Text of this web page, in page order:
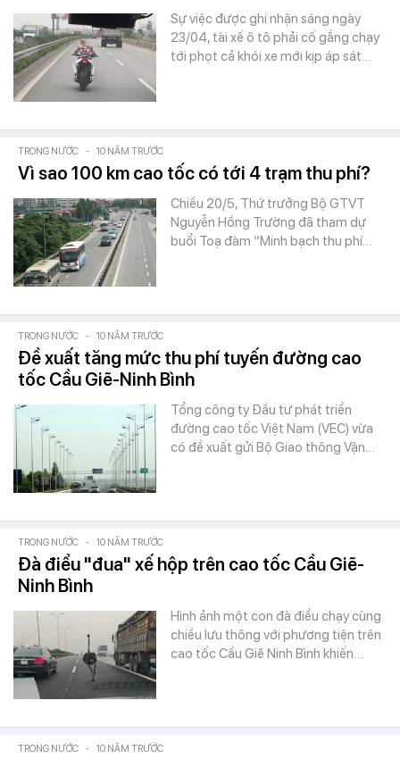
Sự việc được ghi nhận sáng ngày
23/04, tài xế ô tô phải cố gắng chạy
tới phọt cả khói xe mới kịp áp sát…
TRONG NƯỚC - 10 NĂM TRƯỚC
Vì sao 100 km cao tốc có tới 4 trạm thu phí?
Chiều 20/5, Thứ trưởng Bộ GTVT
Nguyễn Hồng Trường đã tham dự
buổi Toạ đàm “Minh bạch thu phí…
TRONG NƯỚC - 10 NĂM TRƯỚC
Đề xuất tăng mức thu phí tuyến đường cao
tốc Cầu Giẽ-Ninh Bình
Tổng công ty Đầu tư phát triển
đường cao tốc Việt Nam (VEC) vừa
có đề xuất gửi Bộ Giao thông Vận…
TRONG NƯỚC - 10 NĂM TRƯỚC
Đà điểu "đua" xế hộp trên cao tốc Cầu Giẽ-
Ninh Bình
Hình ảnh một con đà điểu chạy cùng
chiều lưu thông với phương tiện trên
cao tốc Cầu Giẽ Ninh Bình khiến…
TRONG NƯỚC - 10 NĂM TRƯỚC